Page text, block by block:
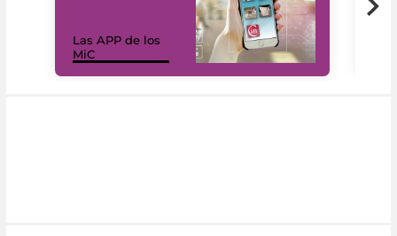
Las APP de los
MiC